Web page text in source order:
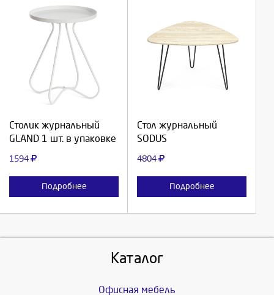
Столик журнальный
GLAND 1 шт. в упаковке
1594
Подробнее
Выберите количество:
Отмена
Стол журнальный
SODUS
4804
Подробнее
Выберите количество:
Каталог
Офисная мебель